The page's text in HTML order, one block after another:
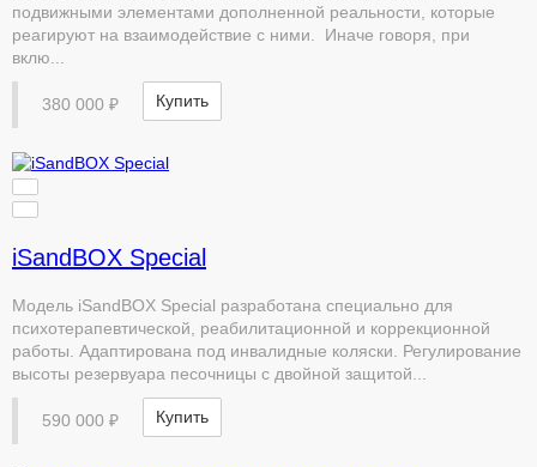
подвижными элементами дополненной реальности, которые
реагируют на взаимодействие с ними. Иначе говоря, при
вклю...
380 000 ₽ Купить
iSandBOX Special
Модель iSandBOX Special разработана специально для
психотерапевтической, реабилитационной и коррекционной
работы. Адаптирована под инвалидные коляски. Регулирование
высоты резервуара песочницы с двойной защитой...
590 000 ₽ Купить